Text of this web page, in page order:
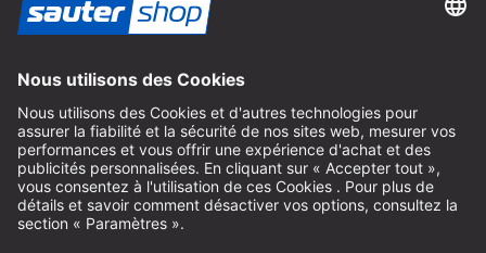
Mentions légales
Conditions Générales
Protection des Données
Paramètres des Cookies